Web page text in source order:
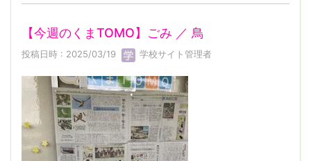
【今週のくまTOMO】ごみ ／ 鳥
投稿日時 : 2025/03/19 学校サイト管理者